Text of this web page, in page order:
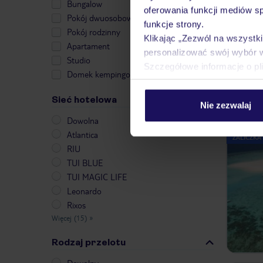
oferowania funkcji mediów
funkcje strony.
Klikając „Zezwól na
personalizować swój wybór
Szczegółowe informacje o
Nie zezwalaj
Bungalow
Pokój dwuosobowy
Pokój rodzinny
Apartament
Studio
Domek kempingowy
Sieć hotelowa
Dowolna
Atlantica
RIU
TUI BLUE
TUI MAGIC LIFE
Leonardo
Rixos
Więcej (15) »
Rodzaj przelotu